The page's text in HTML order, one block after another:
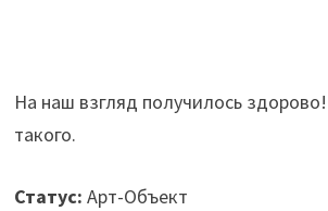
На наш взгляд получилось
такого.
Статус: Арт-Объект